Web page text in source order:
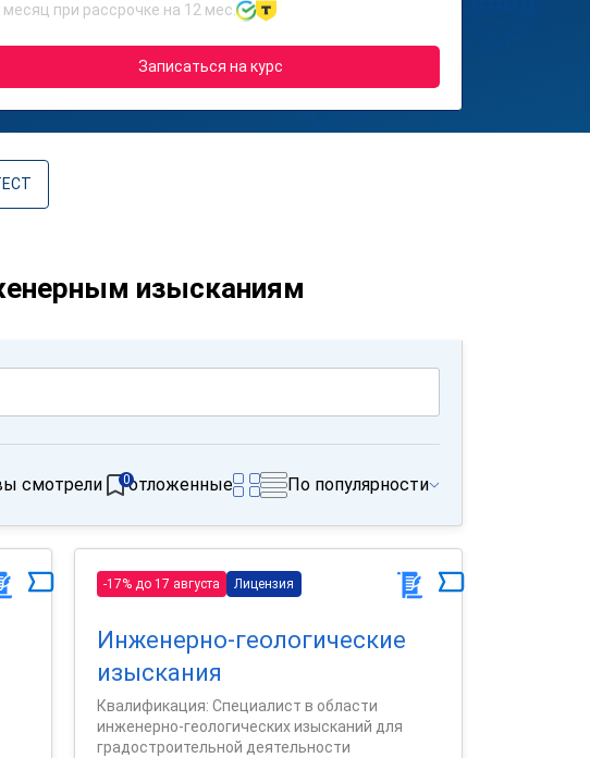
при рассрочке на 12 мес.
Записаться на курс
изысканиям
смотрели отложенные
0 По популярности
-17% до 17 августа Лицензия
Инженерно-геологические
изыскания
Квалификация: Специалист в области
инженерно-геологических изысканий для
градостроительной деятельности